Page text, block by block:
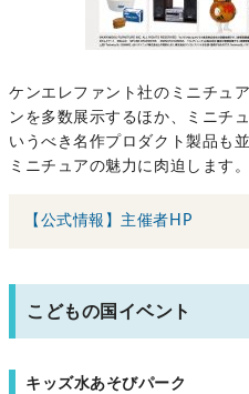
ケンエレファント社のミニチュ
ンを多数展示するほか、ミニチ
いうべき名作プロダクト製品も
ミニチュアの魅力に肉迫します。
【公式情報】主催者HP
こどもの国イベント
キッズ水あそびパーク